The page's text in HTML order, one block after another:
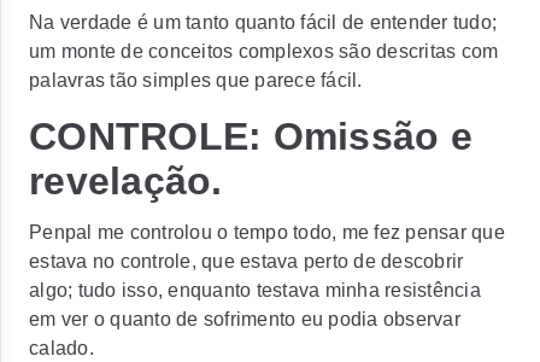
Na verdade é um tanto quanto fácil de entender tudo;
um monte de conceitos complexos são descritas com
palavras tão simples que parece fácil.
CONTROLE: Omissão e
revelação.
Penpal me controlou o tempo todo, me fez pensar que
estava no controle, que estava perto de descobrir
algo; tudo isso, enquanto testava minha resistência
em ver o quanto de sofrimento eu podia observar
calado.